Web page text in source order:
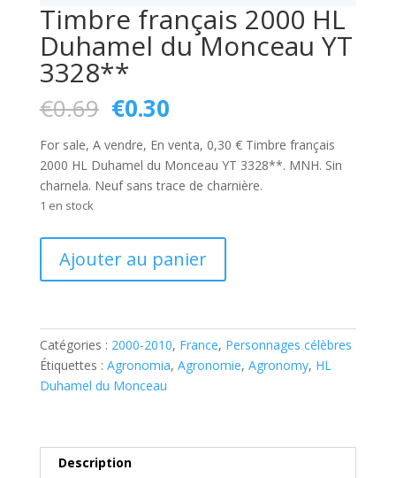
Timbre français 2000 HL
Duhamel du Monceau YT
3328**
€0.69 Le
prix
initial
était :
€0.69.
€0.30Le
actuel
est :
€0.30.
For sale, A vendre, En venta, 0,30 € Timbre français
2000 HL Duhamel du Monceau YT 3328**. MNH. Sin
charnela. Neuf sans trace de charnière.
1 en stock
Timbre
2000
HL
Duhamel
du
3328**
Ajouter au panier
Catégories : 2000-2010, France, Personnages célèbres
Étiquettes : Agronomia, Agronomie, Agronomy, HL
Duhamel du Monceau
Description